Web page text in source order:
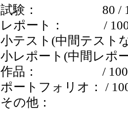
試験： 80 /
レポート： /
小テスト(中間テスト
小レポート(中間レポ
作品： / 100
ポートフォリオ： /
その他：